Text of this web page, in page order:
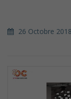
26 Octobre 2018